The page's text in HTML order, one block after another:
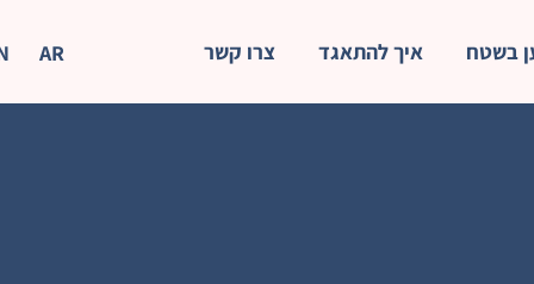
בשטח איך להתאגד צרו קשר AR